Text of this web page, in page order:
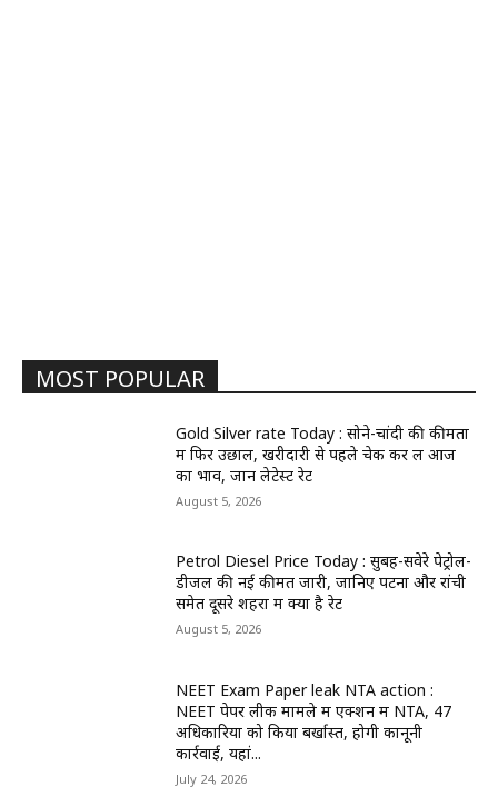
MOST POPULAR
Gold Silver rate Today : सोने-चांदी की कीमतों
में फिर उछाल, खरीदारी से पहले चेक कर लें आज
का भाव, जानें लेटेस्ट रेट
August 5, 2026
Petrol Diesel Price Today : सुबह-सवेरे पेट्रोल-
डीजल की नई कीमतें जारी, जानिए पटना और रांची
समेत दूसरे शहरों में क्या है रेट
August 5, 2026
NEET Exam Paper leak NTA action :
NEET पेपर लीक मामले में एक्शन में NTA, 47
अधिकारियों को किया बर्खास्त, होगी कानूनी
कार्रवाई, यहां...
July 24, 2026